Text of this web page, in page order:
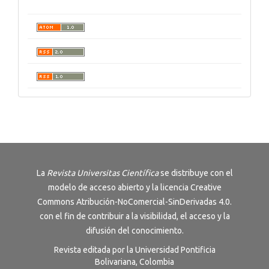
La Revista Universitas Científicase distribuye con el
modelo de acceso abierto y la licencia Creative
Commons Atribución-NoComercial-SinDerivadas 4.0.
con el fin de contribuir a la visibilidad, el acceso y la
difusión del conocimiento.
Revista editada por la Universidad Pontificia
Bolivariana, Colombia